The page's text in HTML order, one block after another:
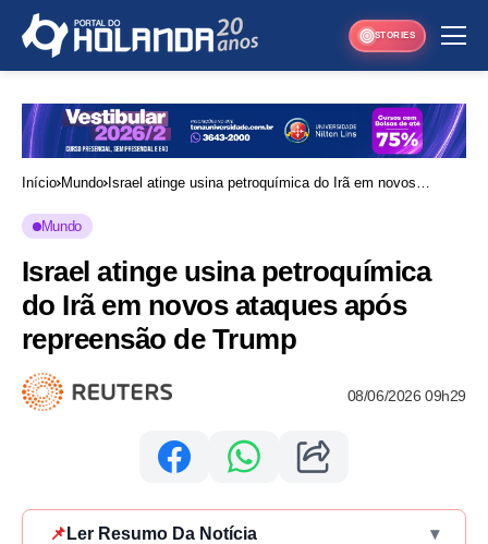
STORIES
Início Mundo Israel atinge usina petroquímica do Irã em novos
Mundo
Israel atinge usina petroquímica
do Irã em novos ataques após
repreensão de Trump
08/06/2026 09h29
📌 Ler Resumo Da Notícia ▾